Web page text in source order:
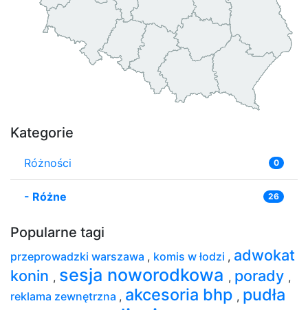
Kategorie
Różności 0
- Różne 26
Popularne tagi
przeprowadzki warszawa , komis w łodzi , adwokat
konin , sesja noworodkowa , porady ,
reklama zewnętrzna , akcesoria bhp , pudła